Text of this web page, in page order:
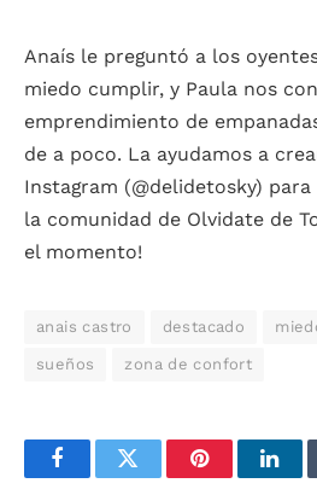
Anaís le preguntó a los
miedo cumplir, y Paula nos
emprendimiento de
de a poco. La ayudamos a
Instagram (@delidetosky)
la comunidad de Olvidate de
el momento!
anais castro destacado
sueños zona de confort
FacebookTwitter Pinterest